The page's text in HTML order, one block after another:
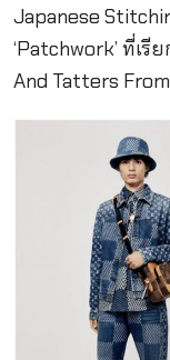
Japanese
‘Patchwork’ ที่เรี
And Tatters